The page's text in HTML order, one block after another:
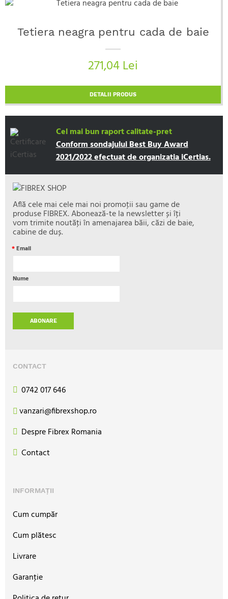
Tetiera neagra pentru cada de baie
271,04 Lei
DETALII PRODUS
Cel mai bun raport calitate-pret
Conform sondajului Best Buy Award
2021/2022 efectuat de organizatia iCertias.
Află cele mai cele mai noi promoţii sau game de
produse FIBREX. Abonează-te la newsletter și îţi
vom trimite noutăţi în amenajarea băii, căzi de baie,
cabine de duș.
*Email
Nume
ABONARE
CONTACT
0742 017 646
vanzari@fibrexshop.ro
Despre Fibrex Romania
Contact
INFORMAȚII
Cum cumpăr
Cum plătesc
Livrare
Garanţie